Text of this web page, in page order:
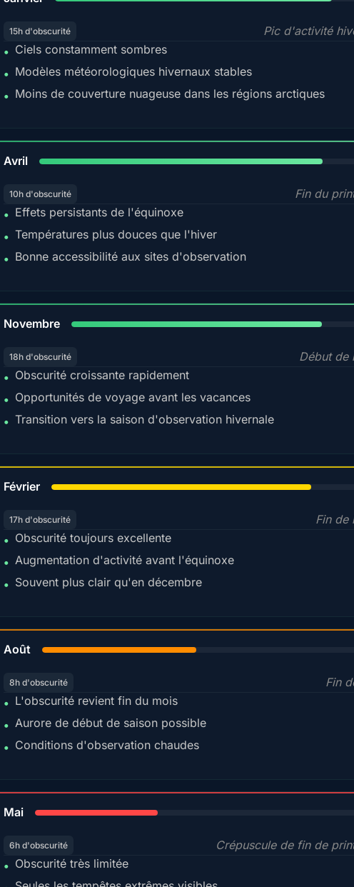
15h d'obscurité
Pic d'activité
• Ciels constamment sombres
• Modèles météorologiques hivernaux stables
• Moins de couverture nuageuse dans les régions arctiques
Avril
10h d'obscurité
Fin du
• Effets persistants de l'équinoxe
• Températures plus douces que l'hiver
• Bonne accessibilité aux sites d'observation
Novembre
18h d'obscurité
Début de
• Obscurité croissante rapidement
• Opportunités de voyage avant les vacances
• Transition vers la saison d'observation hivernale
Février
17h d'obscurité
Fin de
• Obscurité toujours excellente
• Augmentation d'activité avant l'équinoxe
• Souvent plus clair qu'en décembre
Août
8h d'obscurité
Fin
• L'obscurité revient fin du mois
• Aurore de début de saison possible
• Conditions d'observation chaudes
Mai
6h d'obscurité
Crépuscule de fin de
• Obscurité très limitée